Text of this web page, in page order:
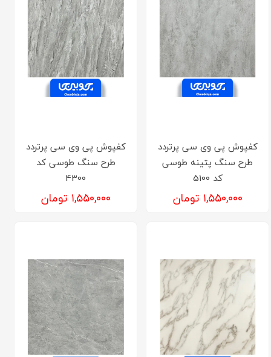
کفپوش پی وی سی پرتردد
طرح سنگ پتینه طوسی
کد 5100
۱,۵۵۰,۰۰۰ تومان
کفپوش پی وی سی پرتردد
طرح سنگ طوسی کد
4300
۱,۵۵۰,۰۰۰ تومان